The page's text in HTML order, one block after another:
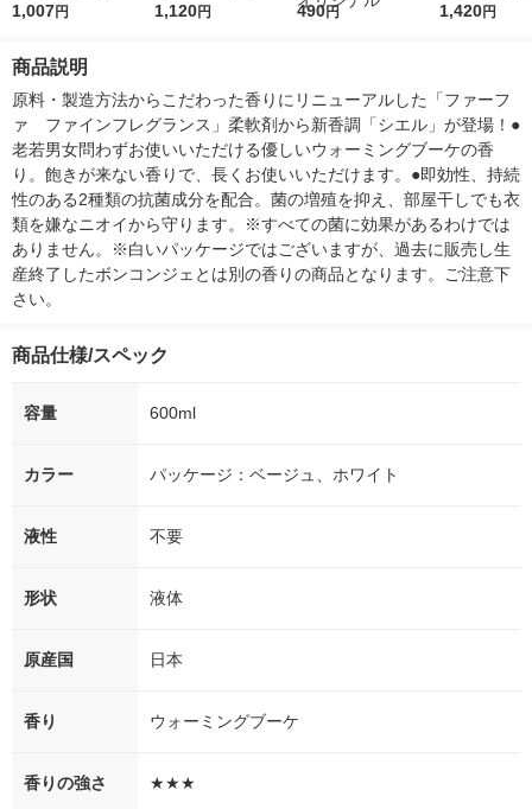
本体 570ml 1個 柔軟
1,007円
1パック（2巻入）ニ
1,120円
r（ロハコウォータ
490円
レス 500ml 1
1,420円
商品説明
原料・製造方法からこだわった香りにリニューアルした「ファーフ
ァ　ファインフレグランス」柔軟剤から新香調「シエル」が登場！●
老若男女問わずお使いいただける優しいウォーミングブーケの香
り。飽きが来ない香りで、長くお使いいただけます。●即効性、持続
性のある2種類の抗菌成分を配合。菌の増殖を抑え、部屋干しでも衣
類を嫌なニオイから守ります。※すべての菌に効果があるわけでは
ありません。※白いパッケージではございますが、過去に販売し生
産終了したボンコンジェとは別の香りの商品となります。ご注意下
さい。
商品仕様/スペック
容量 600ml
カラー パッケージ：ベージュ、ホワイト
液性 不要
形状 液体
原産国 日本
香り ウォーミングブーケ
香りの強さ ★★★